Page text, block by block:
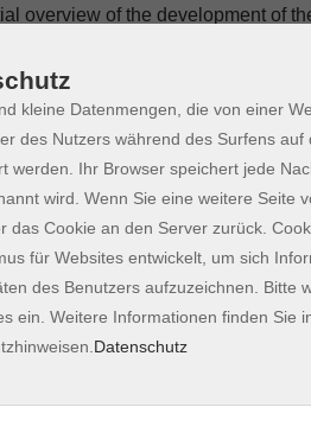
overview of the development of
for-individuals
7, 85354 Freising
kleine Datenmengen, die von einer
des Nutzers während des Surfens
werden. Ihr Browser speichert jede
wird. Wenn Sie eine weitere Seite
das Cookie an den Server zurück.
für Websites entwickelt, um sich
des Benutzers aufzuzeichnen. Bitte
ein. Weitere Informationen finden Sie
Datenschutz